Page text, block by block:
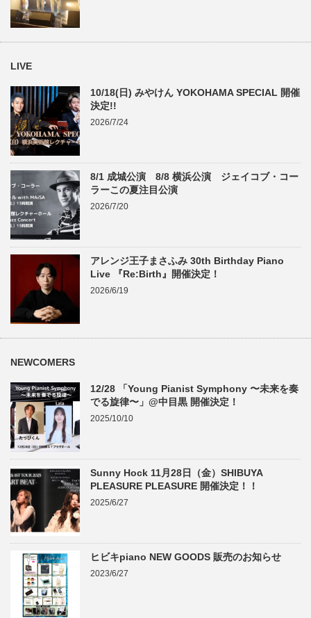
LIVE
10/18(日) みやけん YOKOHAMA SPECIAL 開催
決定!!
2026/7/24
8/1 成城公演 8/8 横浜公演 ジェイコブ・コー
ラーこの夏注目公演
2026/7/20
アレンジ王子まさふみ 30th Birthday Piano
Live 『Re:Birth』開催決定！
2026/6/19
NEWCOMERS
12/28 「Young Pianist Symphony 〜未来を奏
でる旋律〜」@中目黒 開催決定！
2025/10/10
Sunny Hock 11月28日（金）SHIBUYA
PLEASURE PLEASURE 開催決定！！
2025/6/27
ヒビキpiano NEW GOODS 販売のお知らせ
2023/6/27